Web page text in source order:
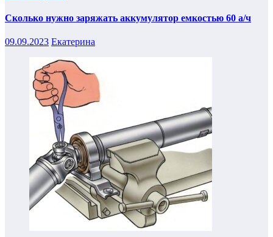
Сколько нужно заряжать аккумулятор емкостью 60 а/ч
09.09.2023 Екатерина